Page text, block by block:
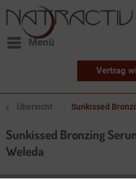
Menü
Vertrag
Übersicht Sunkissed
Sunkissed Bronzing
Weleda